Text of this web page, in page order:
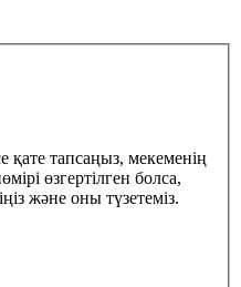
қате тапсаңыз, мекеменің
өзгертілген болса,
және оны түзетеміз.